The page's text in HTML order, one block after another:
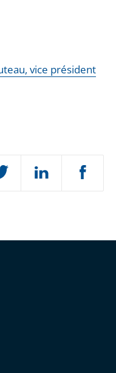
vice président